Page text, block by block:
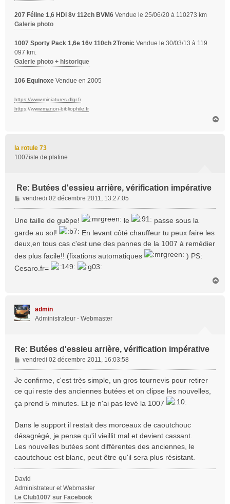
207 Féline 1,6 HDi 8v 112ch BVM6 Vendue le 25/06/20 à 110273 km
Galerie photo
1007 Sporty Pack 1,6e 16v 110ch 2Tronic Vendue le 30/03/13 à 119
097 km.
Galerie photo + historique
106 Equinoxe Vendue en 2005
https://www.miniatures.dlgr.fr
https://www.manon-bibliophile.fr
la rotule 73
1007iste de platine
Re: Butées d'essieu arrière, vérification impérative
M
e
a
g
e
vendredi 02 décembre 2011, 13:27:05
Une taille de guêpe! le
passe sous la
garde au sol!
En levant côté chauffeur tu peux faire les
deux,en tous cas c'est une des pannes de la 1007 à remédier
des plus facile!! (fixations automatiques
) PS:
Cesaro.fr=
admin
Administrateur - Webmaster
Re: Butées d'essieu arrière, vérification impérative
M
e
s
g
vendredi 02 décembre 2011, 16:03:58
Je confirme, c'est très simple, un gros tournevis pour retirer
ce qui reste des anciennes butées et on clipse les nouvelles,
ça prend 5 minutes. Et je n'ai pas levé la 1007
Dans le support il restait des morceaux de caoutchouc
désagrégé, je pense qu'il vieillit mal et devient cassant.
Les nouvelles butées sont différentes des anciennes, le
caoutchouc est blanc, peut être qu'il sera plus résistant.
David
Administrateur et Webmaster
Le Club1007 sur Facebook